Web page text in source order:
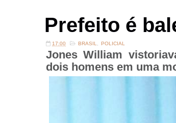
Prefeito é
17:00 BRASIL POLICIAL
Jones William
dois homens em uma